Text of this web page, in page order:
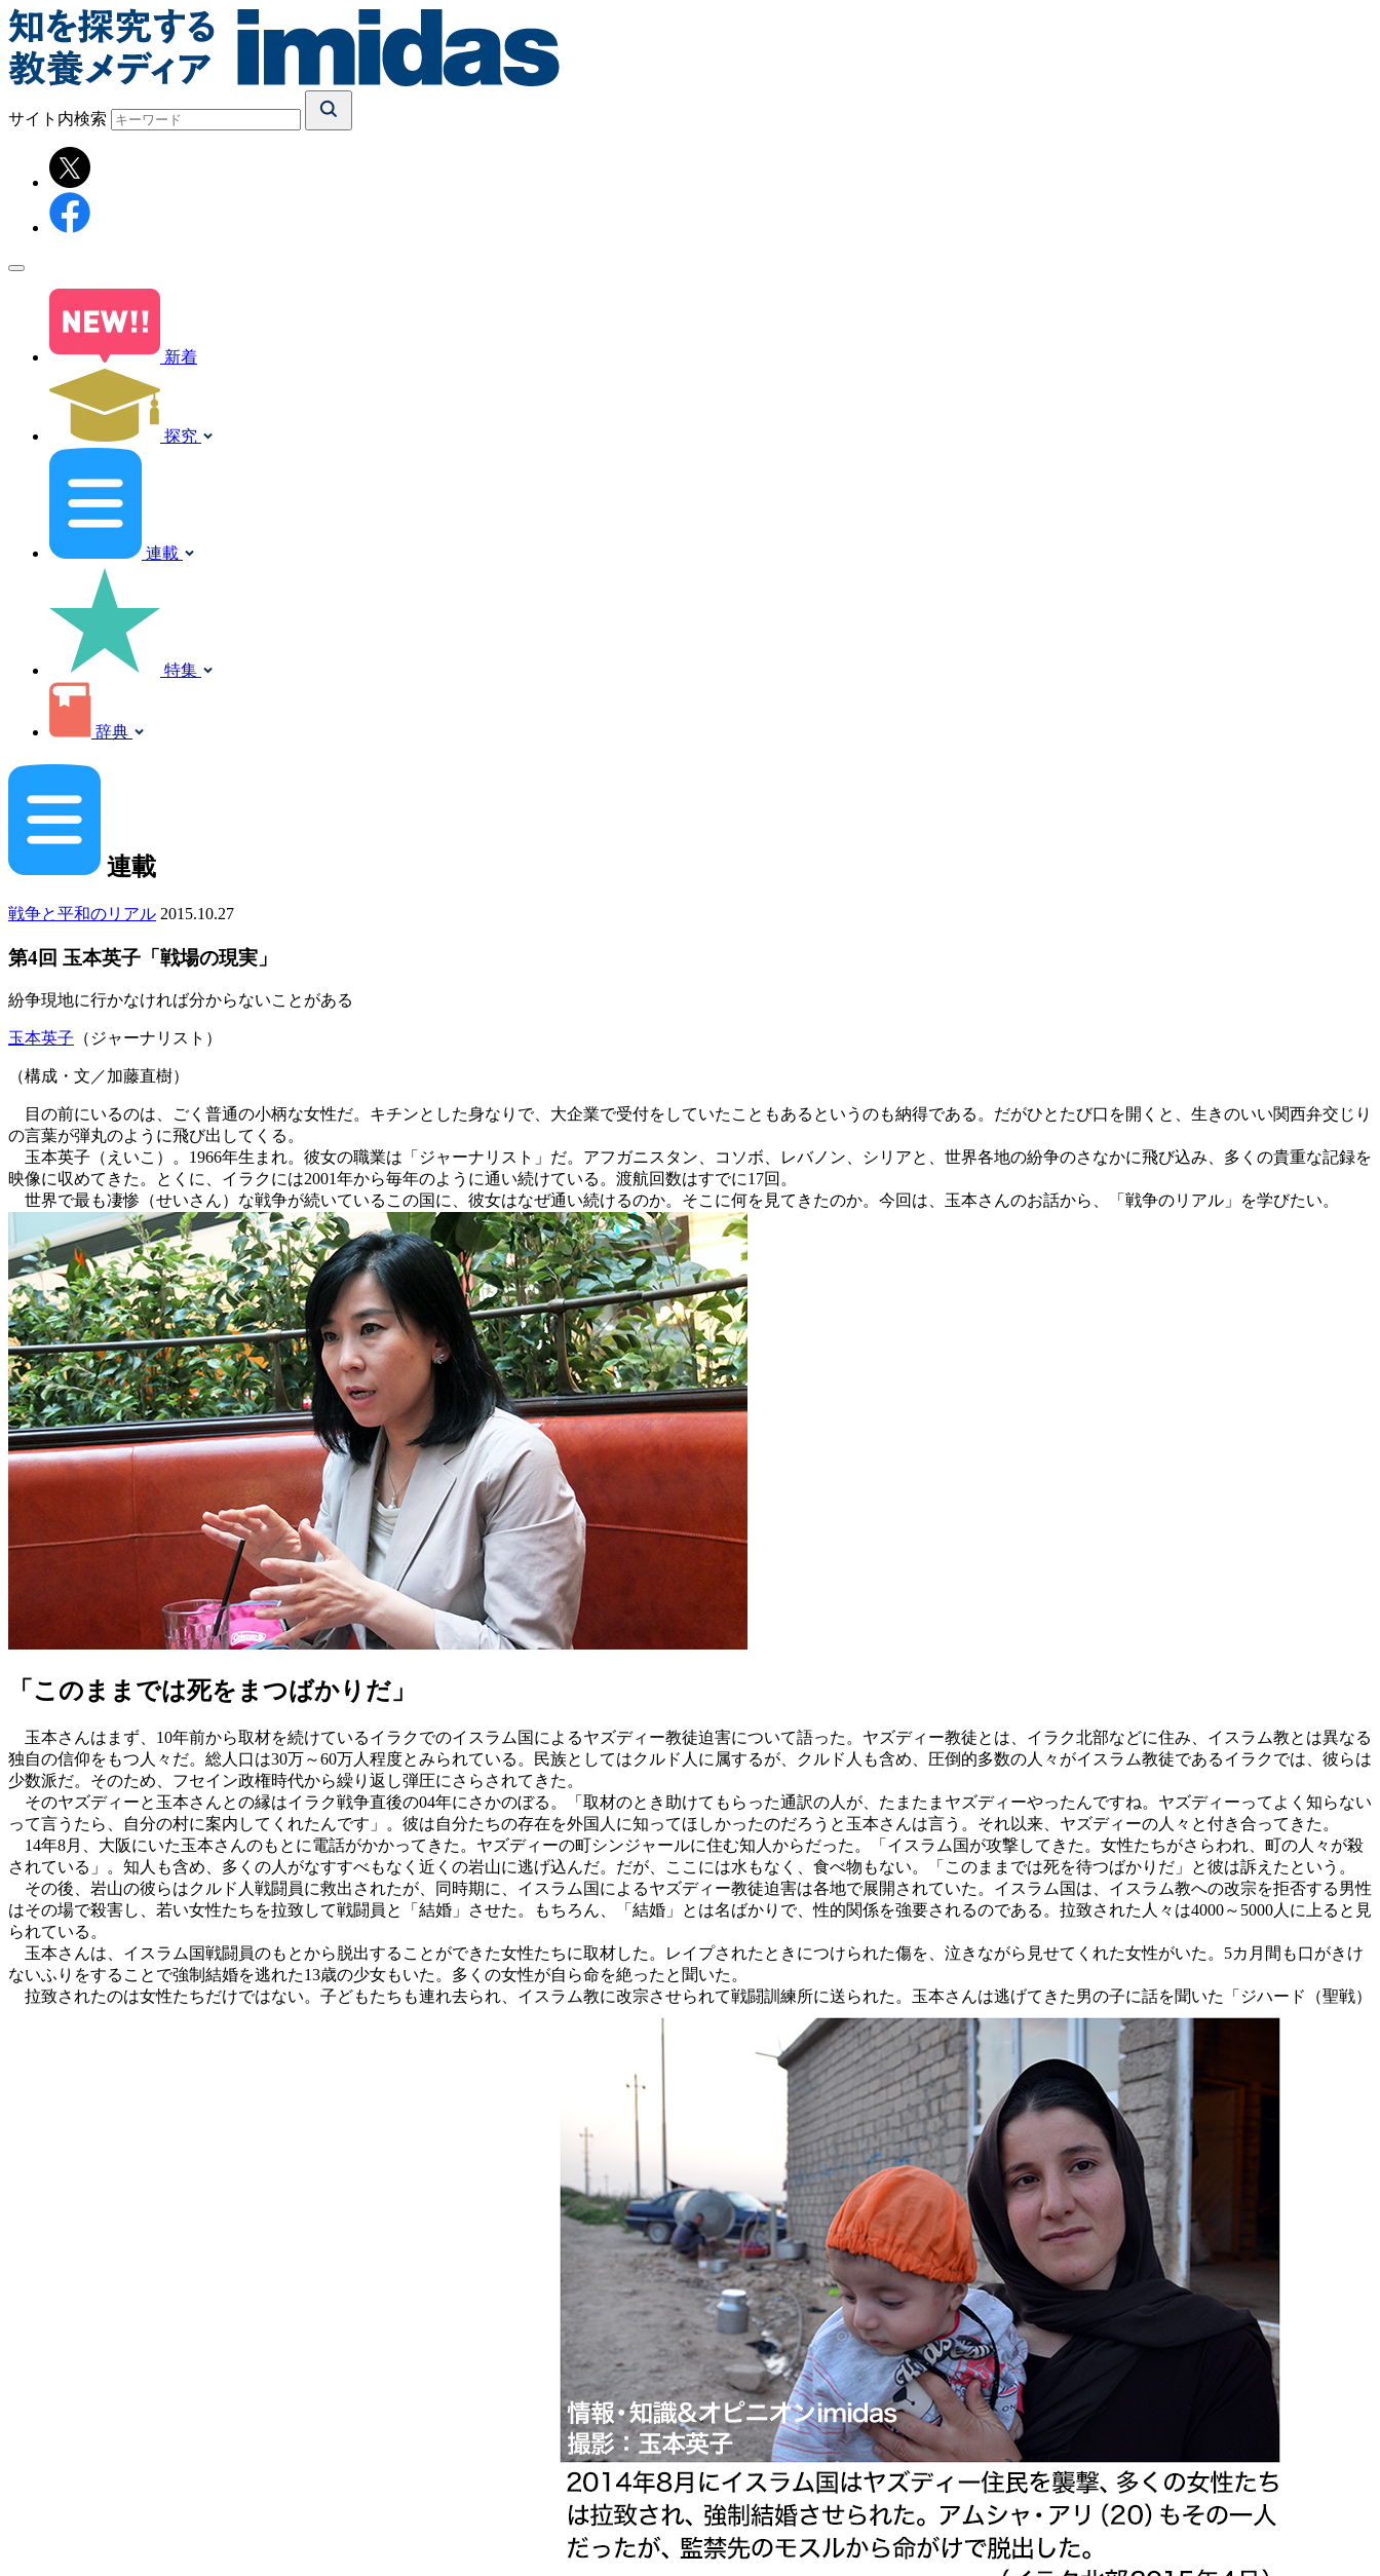
サイト内検索
新着
探究
連載
特集
辞典
連載
戦争と平和のリアル 2015.10.27
第4回 玉本英子「戦場の現実」
紛争現地に行かなければ分からないことがある
玉本英子 （ジャーナリスト）
（構成・文／加藤直樹）
目の前にいるのは、ごく普通の小柄な女性だ。キチンとした身なりで、大企業で受付をしていたこともあるというのも納得である。だがひとたび口を開くと、生きのいい関西弁交じり
の言葉が弾丸のように飛び出してくる。
玉本英子（えいこ）。1966年生まれ。彼女の職業は「ジャーナリスト」だ。アフガニスタン、コソボ、レバノン、シリアと、世界各地の紛争のさなかに飛び込み、多くの貴重な記録を
映像に収めてきた。とくに、イラクには2001年から毎年のように通い続けている。渡航回数はすでに17回。
世界で最も凄惨（せいさん）な戦争が続いているこの国に、彼女はなぜ通い続けるのか。そこに何を見てきたのか。今回は、玉本さんのお話から、「戦争のリアル」を学びたい。
「このままでは死をまつばかりだ」
玉本さんはまず、10年前から取材を続けているイラクでのイスラム国によるヤズディー教徒迫害について語った。ヤズディー教徒とは、イラク北部などに住み、イスラム教とは異なる
独自の信仰をもつ人々だ。総人口は30万～60万人程度とみられている。民族としてはクルド人に属するが、クルド人も含め、圧倒的多数の人々がイスラム教徒であるイラクでは、彼らは
少数派だ。そのため、フセイン政権時代から繰り返し弾圧にさらされてきた。
そのヤズディーと玉本さんとの縁はイラク戦争直後の04年にさかのぼる。「取材のとき助けてもらった通訳の人が、たまたまヤズディーやったんですね。ヤズディーってよく知らない
って言うたら、自分の村に案内してくれたんです」。彼は自分たちの存在を外国人に知ってほしかったのだろうと玉本さんは言う。それ以来、ヤズディーの人々と付き合ってきた。
14年8月、大阪にいた玉本さんのもとに電話がかかってきた。ヤズディーの町シンジャールに住む知人からだった。「イスラム国が攻撃してきた。女性たちがさらわれ、町の人々が殺
されている」。知人も含め、多くの人がなすすべもなく近くの岩山に逃げ込んだ。だが、ここには水もなく、食べ物もない。「このままでは死を待つばかりだ」と彼は訴えたという。
その後、岩山の彼らはクルド人戦闘員に救出されたが、同時期に、イスラム国によるヤズディー教徒迫害は各地で展開されていた。イスラム国は、イスラム教への改宗を拒否する男性
はその場で殺害し、若い女性たちを拉致して戦闘員と「結婚」させた。もちろん、「結婚」とは名ばかりで、性的関係を強要されるのである。拉致された人々は4000～5000人に上ると見
られている。
玉本さんは、イスラム国戦闘員のもとから脱出することができた女性たちに取材した。レイプされたときにつけられた傷を、泣きながら見せてくれた女性がいた。5カ月間も口がきけ
ないふりをすることで強制結婚を逃れた13歳の少女もいた。多くの女性が自ら命を絶ったと聞いた。
拉致されたのは女性たちだけではない。子どもたちも連れ去られ、イスラム教に改宗させられて戦闘訓練所に送られた。玉本さんは逃げてきた男の子に話を聞いた「ジハード（聖戦）